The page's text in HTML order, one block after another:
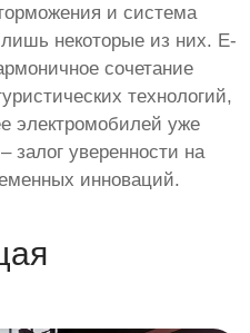
и система
некоторые из них. E-
сочетание
технологий,
электромобилей уже
залог уверенности на
инноваций.